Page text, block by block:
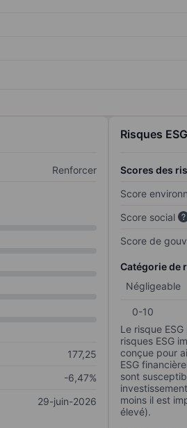
Renforcer
177,25
-6,47%
29-juin-2026
Risques ESG
Scores des
Score
Score social
Score de
Catégorie de
Négligeable
0-10
Le risque
risques ESG
conçue pour
ESG
sont
moins il est
élevé).